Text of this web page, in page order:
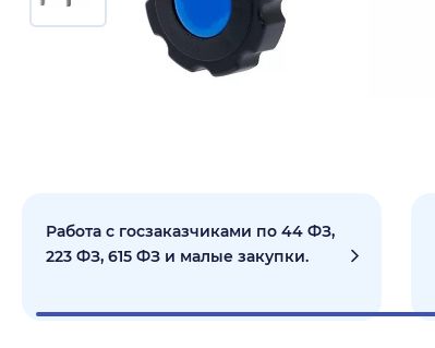
Работа с госзаказчиками по 44 ФЗ,
223 ФЗ, 615 ФЗ и малые закупки.